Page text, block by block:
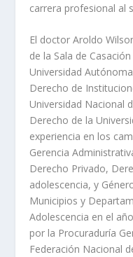
carrera profesional al
El doctorAroldo
de la Sala de
Universidad
Derecho de
Universidad Nacional
Derecho de la
experiencia en los
Gerencia
Derecho Privado,
adolescencia, y
Municipios y
Adolescencia en el
por la Procuraduría
Federación Nacional